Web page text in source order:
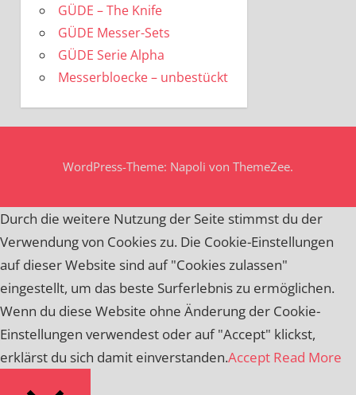
GÜDE – The Knife
GÜDE Messer-Sets
GÜDE Serie Alpha
Messerbloecke – unbestückt
WordPress-Theme: Napoli von ThemeZee.
Durch die weitere Nutzung der Seite stimmst du der
Verwendung von Cookies zu. Die Cookie-Einstellungen
auf dieser Website sind auf "Cookies zulassen"
eingestellt, um das beste Surferlebnis zu ermöglichen.
Wenn du diese Website ohne Änderung der Cookie-
Einstellungen verwendest oder auf "Accept" klickst,
erklärst du sich damit einverstanden.Accept Read More